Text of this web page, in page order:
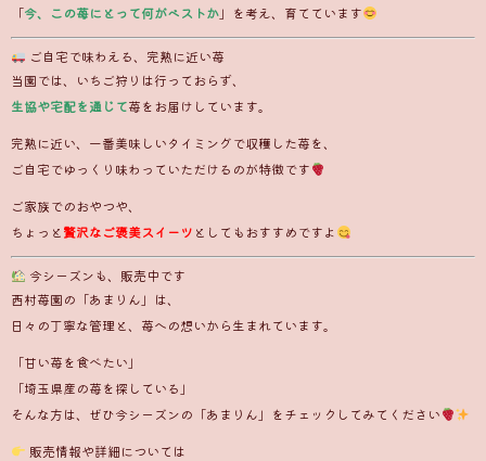
「今、この苺にとって何がベストか」を考え、育てています
ご自宅で味わえる、完熟に近い苺
当園では、いちご狩りは行っておらず、
生協や宅配を通じて苺をお届けしています。
完熟に近い、一番美味しいタイミングで収穫した苺を、
ご自宅でゆっくり味わっていただけるのが特徴です
ご家族でのおやつや、
ちょっと贅沢なご褒美スイーツ としてもおすすめですよ
今シーズンも、販売中です
西村苺園の「あまりん」は、
日々の丁寧な管理と、苺への想いから生まれています。
「甘い苺を食べたい」
「埼玉県産の苺を探している」
そんな方は、ぜひ今シーズンの「あまりん」をチェックしてみてください
販売情報や詳細については